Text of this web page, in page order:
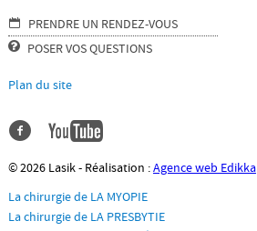
PRENDRE UN RENDEZ-VOUS
POSER VOS QUESTIONS
Plan du site
© 2026 Lasik - Réalisation :Agence web Edikka
La chirurgie de LA MYOPIE
La chirurgie de LA PRESBYTIE